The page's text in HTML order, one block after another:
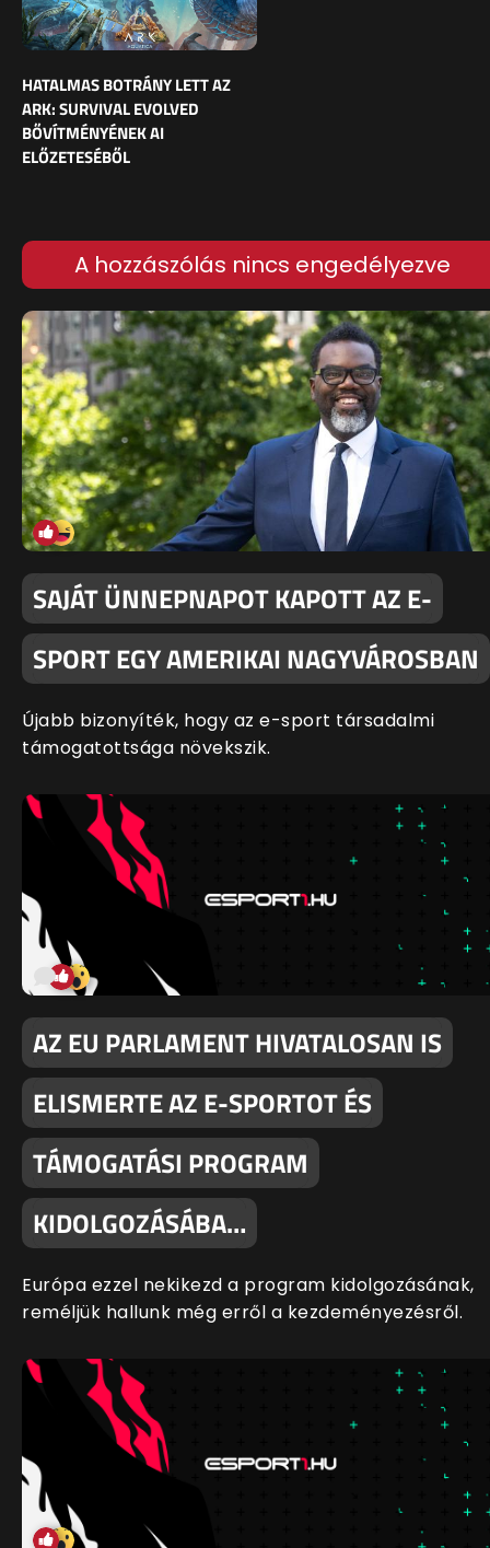
HATALMAS BOTRÁNY LETT AZ
ARK: SURVIVAL EVOLVED
BŐVÍTMÉNYÉNEK AI
ELŐZETESÉBŐL
A hozzászólás nincs engedélyezve
SAJÁT ÜNNEPNAPOT KAPOTT AZ E-
SPORT EGY AMERIKAI NAGYVÁROSBAN
Újabb bizonyíték, hogy az e-sport társadalmi
támogatottsága növekszik.
AZ EU PARLAMENT HIVATALOSAN IS
ELISMERTE AZ E-SPORTOT ÉS
TÁMOGATÁSI PROGRAM
KIDOLGOZÁSÁBA…
Európa ezzel nekikezd a program kidolgozásának,
reméljük hallunk még erről a kezdeményezésről.